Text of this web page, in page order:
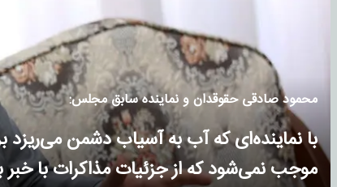
محمود صادقی حقوقدان و نماینده سابق مجلس:
با نماینده‌ای که آب به آسیاب دشمن
موجب نمی‌شود که از جزئیات مذاکرات با خبر